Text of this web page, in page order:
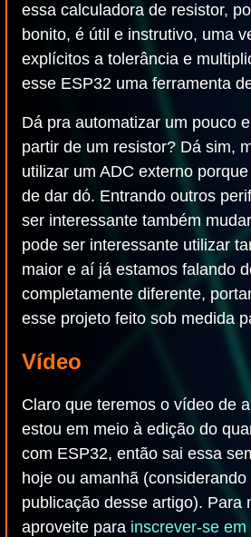
essa calculadora de resistor,
bonito, é útil e instrutivo, uma
explícitos a tolerância e
esse ESP32 uma ferramenta
Dá pra automatizar um pouco
partir de um resistor? Dá sim,
utilizar um ADC externo
de dar dó. Entrando outros
ser interessante também
pode ser interessante utilizar
maior e aí já estamos falando
completamente diferente,
esse projeto feito sob medida
Vídeo
Claro que teremos o vídeo de
estou em meio à edição do
com ESP32, então sai essa
hoje ou amanhã
publicação desse artigo). Para
aproveite para inscrever-se em